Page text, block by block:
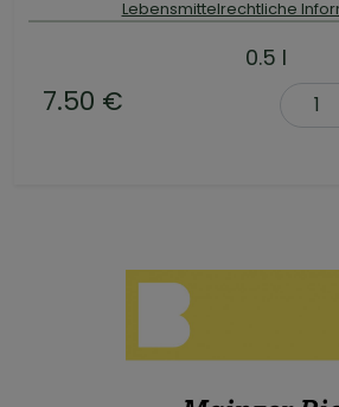
Lebensmittelrechtliche
0.5 l
7.50 €